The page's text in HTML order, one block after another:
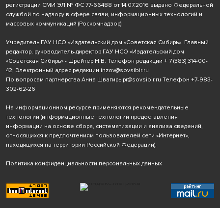
регистрации СМИ ЭЛ № ФС 77-66488 от 14.07.2016 выдано Федеральной
службой по надзору в сфере связи, информационных технологий и
массовых коммуникаций (Роскомнадзор)
Учредитель ГАУ НСО «Издательский дом «Советская Сибирь». Главный
редактор, руководитель-директор ГАУ НСО «Издательский дом
«Советская Сибирь» - Шрейтер Н.В. Телефон редакции + 7 (383) 314-00-
42; Электронный адрес редакции inzov@sovsibir.ru
По вопросам партнерства Анна Швагирь pr@sovsibir.ru Телефон +7-983-
302-62-26
На информационном ресурсе применяются рекомендательные
технологии (информационные технологии предоставления
информации на основе сбора, систематизации и анализа сведений,
относящихся к предпочтениям пользователей сети «Интернет»,
находящихся на территории Российской Федерации).
Политика конфиденциальности персональных данных